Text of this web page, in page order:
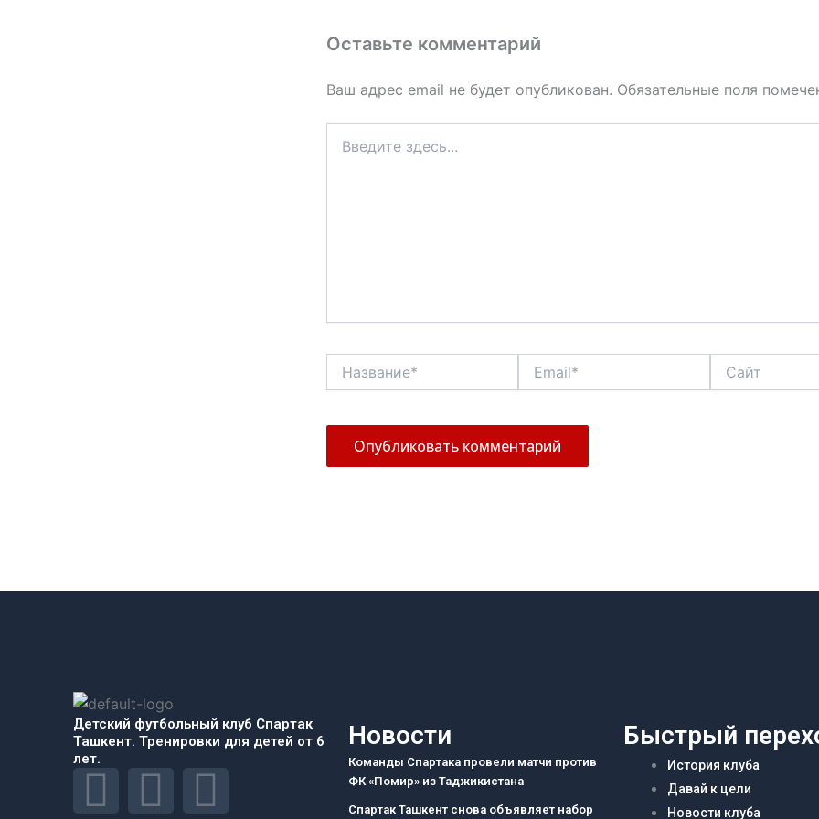
Оставьте комментарий
Ваш адрес email не будет опубликован. Обязательные поля
здесь...
Детский футбольный клуб Спартак
Ташкент. Тренировки для детей от 6
лет.
F
I
T
Новости
Команды Спартака провели матчи против
ФК «Помир» из Таджикистана
Спартак Ташкент снова объявляет набор
Быстрый
История клуба
Давай к цели
Новости клуба